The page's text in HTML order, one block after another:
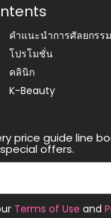
คำแนะนำการศัลยกรรม
โปรโมชั่น
คลินิก
K-Beauty
price guide line
offers.
Terms of Use and